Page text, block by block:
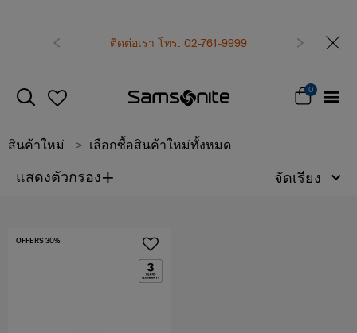
ติดต่อเรา โทร. 02-761-9999
รับทันที คูปองแทนเงินสด
500 บา
ซื้อตั้งแต่ 6,900 บาทขึ้
ถัดไป
0
สินค้าใหม่ เลือกซื้อสินค้าใหม่ทั้งหมด
แสดงตัวกรอง+ จัดเรียง
OFFERS 30%